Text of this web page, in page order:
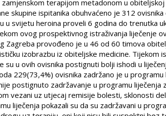
terapijom metadonom u
skupine ispitanika obuhvaćeno je 312
u svijetu heroina proveli 6 godina do trenutka
ovog prospektivnog istraživanja liječenje
Zagreba provođeno je u 46 od 60 timova
izobrazbu iz obiteljske medicine. Tijekom
u ovih ovisnika postignuti bolji ishodi u
229(73,4%) ovisnika zadržano je u
postignuto zadržavanje u programu
vezani uz utjecaj remisije bolesti, sklonosti
liječenja pokazali su da su zadržavani u